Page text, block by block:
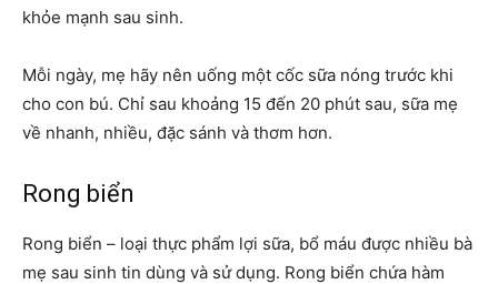
khỏe mạnh sau sinh.
Mỗi ngày, mẹ hãy nên uống một cốc sữa nóng trước khi
cho con bú. Chỉ sau khoảng 15 đến 20 phút sau, sữa mẹ
về nhanh, nhiều, đặc sánh và thơm hơn.
Rong biển
Rong biển – loại thực phẩm lợi sữa, bổ máu được nhiều bà
mẹ sau sinh tin dùng và sử dụng. Rong biển chứa hàm